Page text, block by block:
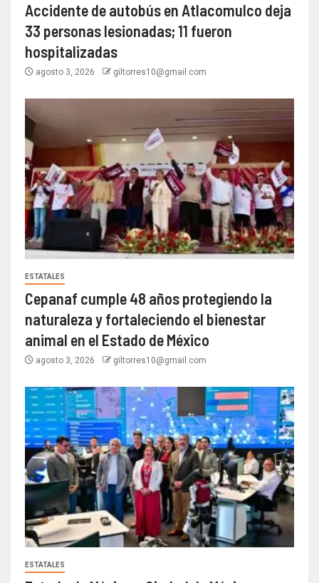
Accidente de autobús en Atlacomulco deja
33 personas lesionadas; 11 fueron
hospitalizadas
agosto 3, 2026 giltorres10@gmail.com
ESTATALES
Cepanaf cumple 48 años protegiendo la
naturaleza y fortaleciendo el bienestar
animal en el Estado de México
agosto 3, 2026 giltorres10@gmail.com
ESTATALES